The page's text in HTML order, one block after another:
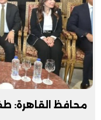
محافظ القاهرة: